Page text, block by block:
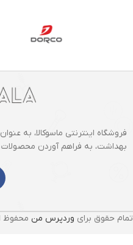
فروشگاه اینترنتی ماسوکالا، به
بهداشت، به فراهم آوردن
تمام حقوق برای وردپرس من محفوظ